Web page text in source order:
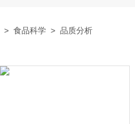
>食品科学 >品质分析